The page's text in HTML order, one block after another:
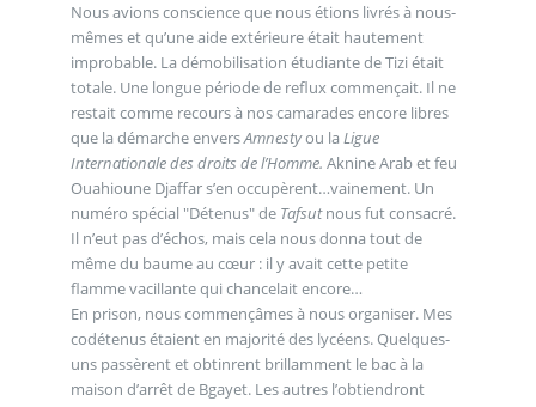
Nous avions conscience que nous étions livrés à nous-
mêmes et qu’une aide extérieure était hautement
improbable. La démobilisation étudiante de Tizi était
totale. Une longue période de reflux commençait. Il ne
restait comme recours à nos camarades encore libres
que la démarche enversAmnestyou la Ligue
Internationale des droits de l’Homme. Aknine Arab et feu
Ouahioune Djaffar s’en occupèrent…vainement. Un
numéro spécial "Détenus" de Tafsutnous fut consacré.
Il n’eut pas d’échos, mais cela nous donna tout de
même du baume au cœur : il y avait cette petite
flamme vacillante qui chancelait encore…
En prison, nous commençâmes à nous organiser. Mes
codétenus étaient en majorité des lycéens. Quelques-
uns passèrent et obtinrent brillamment le bac à la
maison d’arrêt de Bgayet. Les autres l’obtiendront